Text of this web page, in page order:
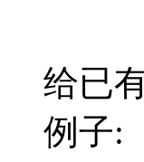
给已
例子: